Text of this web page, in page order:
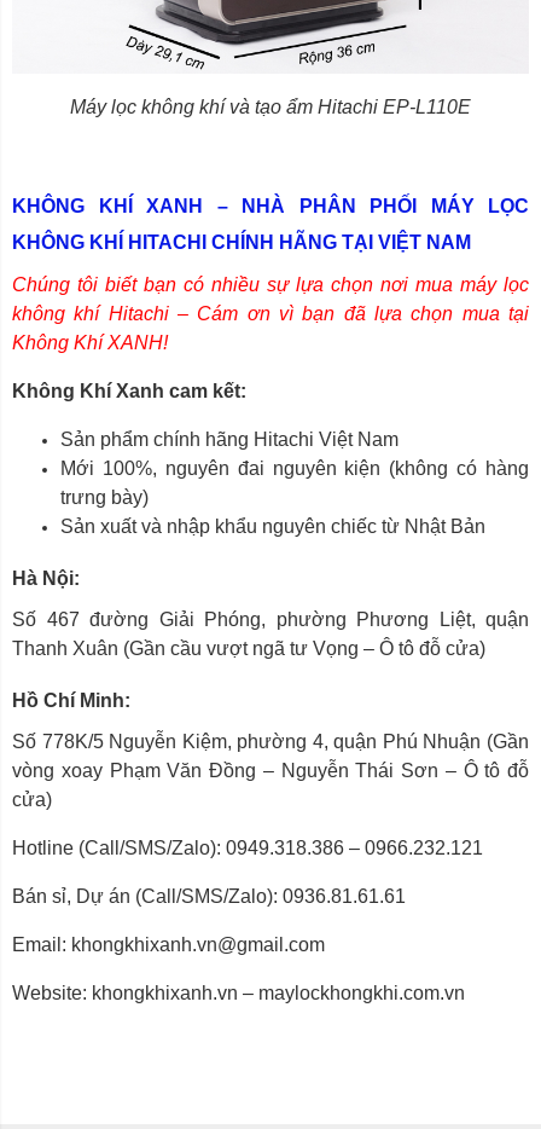
Máy lọc không khí và tạo ẩm Hitachi EP-L110E
KHÔNG KHÍ XANH – NHÀ PHÂN PHỐI MÁY LỌC
KHÔNG KHÍ HITACHI CHÍNH HÃNG TẠI VIỆT NAM
Chúng tôi biết bạn có nhiều sự lựa chọn nơi mua máy lọc
không khí Hitachi – Cám ơn vì bạn đã lựa chọn mua tại
Không Khí XANH!
Không Khí Xanh cam kết:
Sản phẩm chính hãng Hitachi Việt Nam
Mới 100%, nguyên đai nguyên kiện (không có hàng
trưng bày)
Sản xuất và nhập khẩu nguyên chiếc từ Nhật Bản
Hà Nội:
Số 467 đường Giải Phóng, phường Phương Liệt, quận
Thanh Xuân (Gần cầu vượt ngã tư Vọng – Ô tô đỗ cửa)
Hồ Chí Minh:
Số 778K/5 Nguyễn Kiệm, phường 4, quận Phú Nhuận (Gần
vòng xoay Phạm Văn Đồng – Nguyễn Thái Sơn – Ô tô đỗ
cửa)
Hotline (Call/SMS/Zalo): 0949.318.386 – 0966.232.121
Bán sỉ, Dự án (Call/SMS/Zalo): 0936.81.61.61
Email: khongkhixanh.vn@gmail.com
Website: khongkhixanh.vn – maylockhongkhi.com.vn